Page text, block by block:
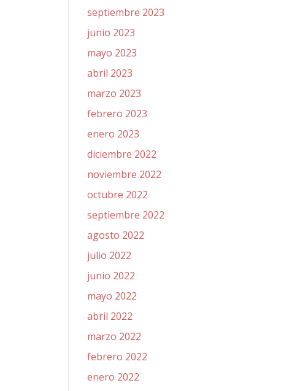
septiembre 2023
junio 2023
mayo 2023
abril 2023
marzo 2023
febrero 2023
enero 2023
diciembre 2022
noviembre 2022
octubre 2022
septiembre 2022
agosto 2022
julio 2022
junio 2022
mayo 2022
abril 2022
marzo 2022
febrero 2022
enero 2022